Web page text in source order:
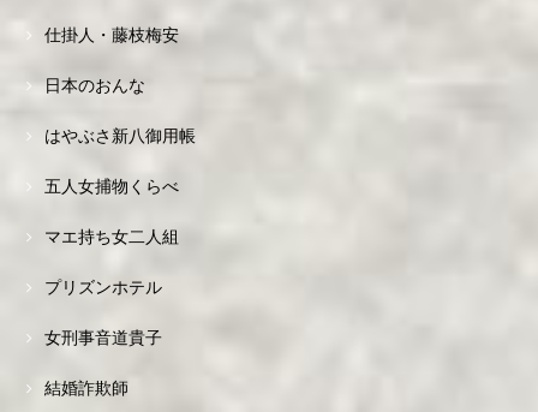
仕掛人・藤枝梅安
日本のおんな
はやぶさ新八御用帳
五人女捕物くらべ
マエ持ち女二人組
プリズンホテル
女刑事音道貴子
結婚詐欺師